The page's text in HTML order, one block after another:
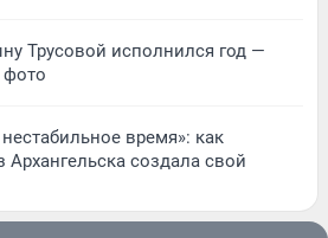
Трусовой исполнился год —
фото
время»: как
создала свой